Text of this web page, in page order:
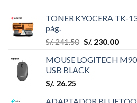
TONER KYOCERA TK-
pág.
S/.241.50 S/. 230.00
MOUSE LOGITECH
USB BLACK
S/. 26.25